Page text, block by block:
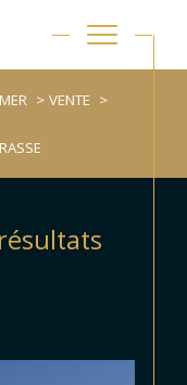
VENTE